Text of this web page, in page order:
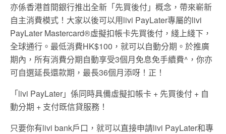
亦係香港首間銀行推出全新「先買後付」概念，帶來嶄新
自主消費模式！大家以後可以用livi PayLater專屬的livi
PayLater Mastercard®虛擬扣帳卡先買後付，綫上綫下，
全球通行。最低消費HK$100，就可以自動分期。於推廣
期內，所有消費分期自動享受3個月免息免手續費^，你亦
可自選延長還款期，最長36個月添呀！正！
「livi PayLater」係同時具備虛擬扣帳卡 + 先買後付 + 自
動分期 + 支付既信貸服務！
只要你有livi bank戶口，就可以直接申請livi PayLater和專